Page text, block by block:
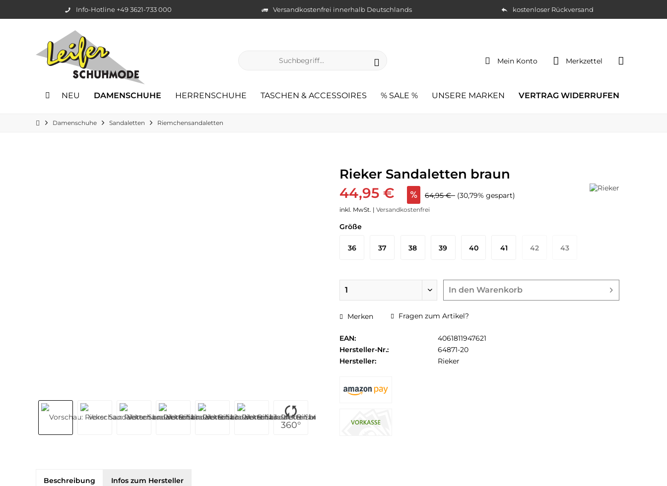
Info-Hotline +49 3621-733 000 Versandkostenfrei innerhalb Deutschlands kostenloser Rückversand
Merkzettel
Mein Konto
NEU DAMENSCHUHE HERRENSCHUHE TASCHEN & ACCESSOIRES % SALE % UNSERE MARKEN VERTRAG WIDERRUFEN
Damenschuhe Sandaletten Riemchensandaletten
360°
Rieker Sandaletten braun
44,95 € 64,95 € (30,79% gespart)
inkl. MwSt. | Versandkostenfrei
Größe
36 37 38 39 40 41 42 43
In den Warenkorb
Merken Fragen zum Artikel?
EAN:
4061811947621
Hersteller-Nr.:
64871-20
Hersteller:
Rieker
Beschreibung Infos zum Hersteller